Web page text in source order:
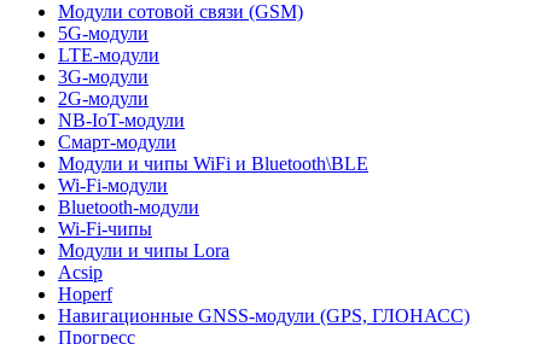
Модули сотовой связи (GSM)
5G-модули
LTE-модули
3G-модули
2G-модули
NB-IoT-модули
Смарт-модули
Модули и чипы WiFi и Bluetooth\BLE
Wi-Fi-модули
Bluetooth-модули
Wi-Fi-чипы
Модули и чипы Lora
Acsip
Hoperf
Навигационные GNSS-модули (GPS, ГЛОНАСС)
Прогресс